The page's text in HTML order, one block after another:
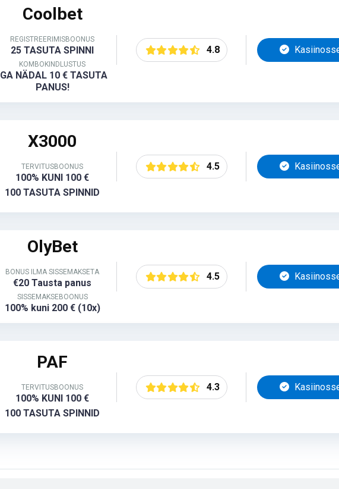
Coolbet
REGISTREERIMISBOONUS
25 TASUTA SPINNI
KOMBOKINDLUSTUS
IGA NÄDAL 10 € TASUTA
PANUS!
4.8
X3000
TERVITUSBOONUS
100% KUNI 100 €
100 TASUTA SPINNID
4.5
OlyBet
BONUS ILMA SISSEMAKSETA
€20 Tausta panus
SISSEMAKSEBOONUS
100% kuni 200 € (10x)
4.5
PAF
TERVITUSBOONUS
100% KUNI 100 €
100 TASUTA SPINNID
4.3